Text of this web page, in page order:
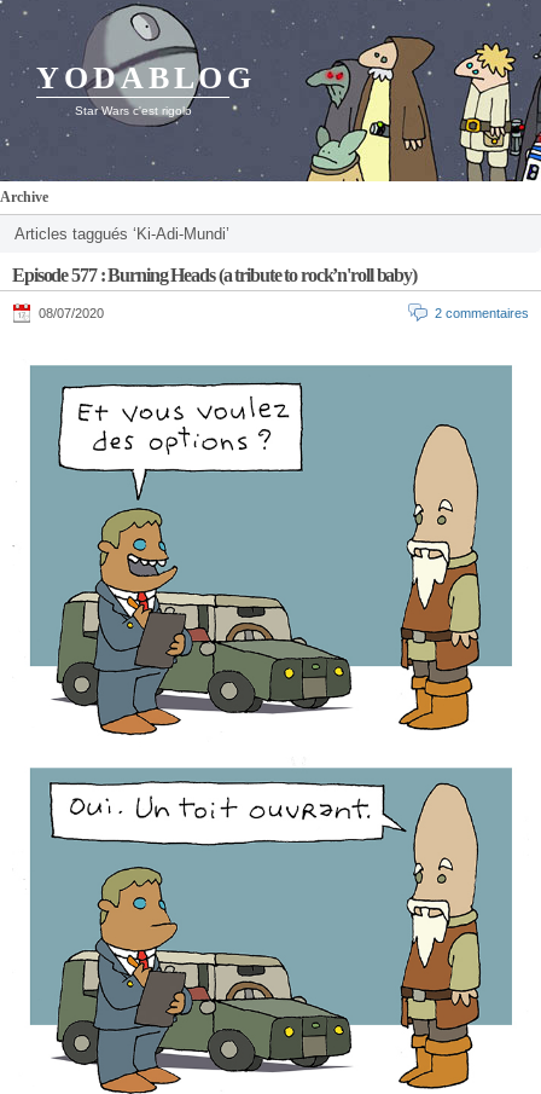
YODABLOG
Star Wars c'est rigolo
Archive
Articles taggués ‘Ki-Adi-Mundi’
Episode 577 : Burning Heads (a tribute to rock’n'roll baby)
08/07/2020 2 commentaires